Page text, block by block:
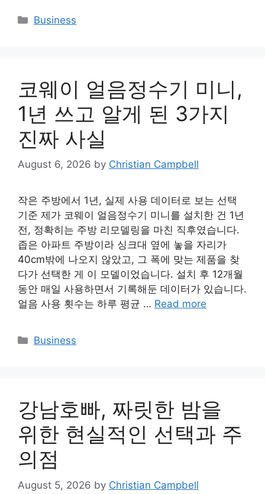
Categories
Business
코웨이 얼음정수기 미니,
1년 쓰고 알게 된 3가지
진짜 사실
August 6, 2026 by Christian Campbell
작은 주방에서 1년, 실제 사용 데이터로 보는 선택
기준 제가 코웨이 얼음정수기 미니를 설치한 건 1년
전, 정확히는 주방 리모델링을 마친 직후였습니다.
좁은 아파트 주방이라 싱크대 옆에 놓을 자리가
40cm밖에 나오지 않았고, 그 폭에 맞는 제품을 찾
다가 선택한 게 이 모델이었습니다. 설치 후 12개월
동안 매일 사용하면서 기록해둔 데이터가 있습니다.
얼음 사용 횟수는 하루 평균 … Read more
Categories
Business
강남호빠, 짜릿한 밤을
위한 현실적인 선택과 주
의점
August 5, 2026 by Christian Campbell